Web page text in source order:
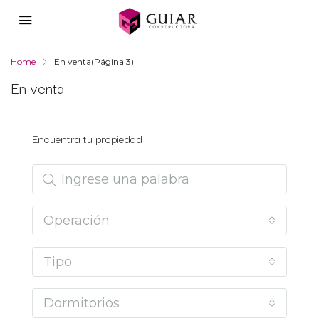
Home En venta(Página 3)
En venta
Encuentra tu propiedad
Operación
Tipo
Dormitorios